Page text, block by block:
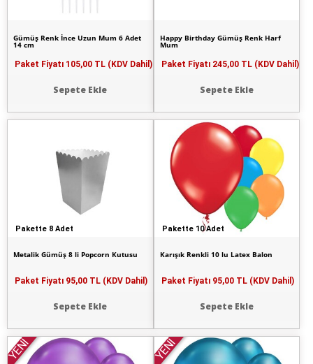
Gümüş Renk İnce Uzun Mum 6 Adet
14 cm
Paket Fiyatı 105,00 TL (KDV Dahil)
Sepete Ekle
Happy Birthday Gümüş Renk Harf
Mum
Paket Fiyatı 245,00 TL (KDV Dahil)
Sepete Ekle
Pakette 8 Adet
Metalik Gümüş 8 li Popcorn Kutusu
Paket Fiyatı 95,00 TL (KDV Dahil)
Sepete Ekle
Pakette 10 Adet
Karışık Renkli 10 lu Latex Balon
Paket Fiyatı 95,00 TL (KDV Dahil)
Sepete Ekle
YENİ YENİ